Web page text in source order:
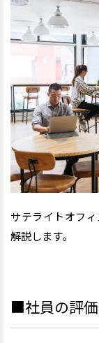
サテライトオフ
解説します。
■社員の評